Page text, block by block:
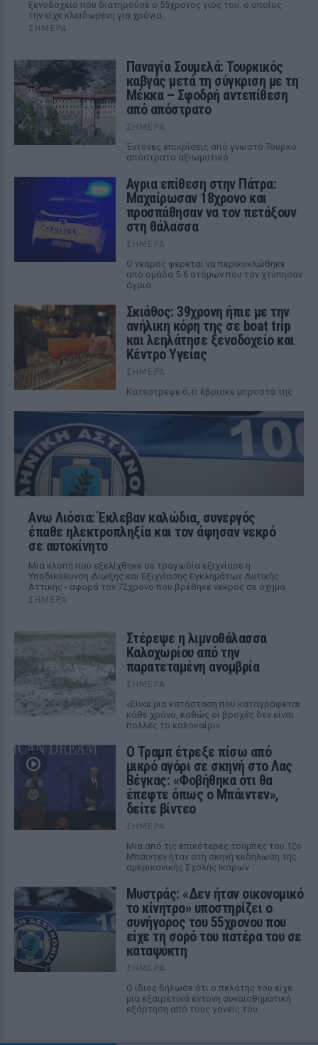
ξενοδοχείο που διατηρούσε ο 55χρονος γιος του, ο οποίος
την είχε κλειδωμένη για χρόνια.
ΣΉΜΕΡΑ
Παναγία Σουμελά: Τουρκικός
καβγάς μετά τη σύγκριση με τη
Μέκκα – Σφοδρή αντεπίθεση
από απόστρατο
ΣΉΜΕΡΑ
Έντονες επικρίσεις από γνωστό Τούρκο
απόστρατο αξιωματικό
Αγρια επίθεση στην Πάτρα:
Μαχαίρωσαν 18χρονο και
προσπάθησαν να τον πετάξουν
στη θάλασσα
ΣΉΜΕΡΑ
Ο νεαρός φέρεται να περικυκλώθηκε
από ομάδα 5-6 ατόμων που τον χτύπησαν
άγρια
Σκιάθος: 39χρονη ήπιε με την
ανήλικη κόρη της σε boat trip
και λεηλάτησε ξενοδοχείο και
Κέντρο Υγείας
ΣΉΜΕΡΑ
Κατέστρεφε ό,τι έβρισκε μπροστά της
Ανω Λιόσια: Έκλεβαν καλώδια, συνεργός
έπαθε ηλεκτροπληξία και τον άφησαν νεκρό
σε αυτοκίνητο
Μια κλοπή που εξελίχθηκε σε τραγωδία εξιχνίασε η
Υποδιεύθυνση Δίωξης και Εξιχνίασης Εγκλημάτων Δυτικής
Αττικής - αφορά τον 72χρονο που βρέθηκε νεκρός σε όχημα
ΣΉΜΕΡΑ
Στέρεψε η λιμνοθάλασσα
Καλοχωρίου από την
παρατεταμένη ανομβρία
ΣΉΜΕΡΑ
«Είναι μια κατάσταση που καταγράφεται
κάθε χρόνο, καθώς οι βροχές δεν είναι
πολλές το καλοκαίρι»
Ο Τραμπ έτρεξε πίσω από
μικρό αγόρι σε σκηνή στο Λας
Βέγκας: «Φοβήθηκα ότι θα
έπεφτε όπως ο Μπάιντεν»,
δείτε βίντεο
ΣΉΜΕΡΑ
Μια από τις επικότερες τούμπες του Τζο
Μπάιντεν ήταν στη σκηνή εκδήλωση της
αμερικανικής Σχολής Ικάρων
Μυστράς: «Δεν ήταν οικονομικό
το κίνητρο» υποστηρίζει ο
συνήγορος του 55χρονου που
είχε τη σορό του πατέρα του σε
καταψύκτη
ΣΉΜΕΡΑ
Ο ίδιος δήλωσε ότι ο πελάτης του είχε
μια εξαιρετικά έντονη συναισθηματική
εξάρτηση από τους γονείς του